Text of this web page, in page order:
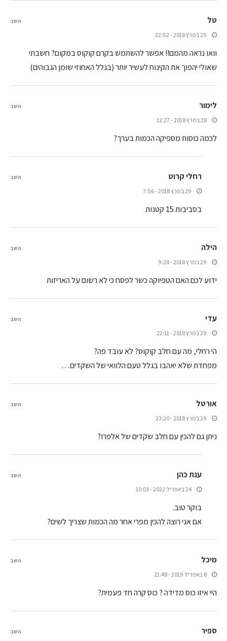
טל
25 במרץ 2018 - 22:52
וואו נראה מהמם!! אפשר להשתמש בקרם קוקוס במקום? חשבתי
שאולי יהפוך את הקינוח לעשיר יותר (בגלל האחוזי שומן הגבוהים)
השב
לימור
28 במרץ 2018 - 12:27
לכמה כוסות מספיקה הכמות בערך?
השב
רחלי קרוט
29 במרץ 2018 - 7:56
בסביבות 15 קטנות
השב
הילה
29 במרץ 2018 - 9:28
ידוע לכם האם הטפיוקה כשר לפסח כי לא רשום על האריזות
השב
עדי
29 במרץ 2018 - 22:11
הי רחלי, מה עם חלב קוקוס? לא עובד פה?
מפחדת שלא יאהבו בגלל טעם הלוואי של השקדים…
השב
אורטל
29 במרץ 2018 - 23:20
ניתן גם להכין עם חלב שקדים של אלפרו?
השב
ענת כהן
24 באפריל 2022 - 10:03
בוקר טוב.
אם אני רוצה להכין מפרי אחר מה הכמות שצריך לשים?
השב
מיכל
8 באפריל 2019 - 21:48
היי איזו כוס מדידה ? כוס קרה חד פעמית?
השב
ספיר השב